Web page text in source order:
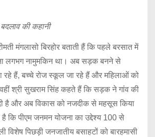
बदलाव की कहानी
मंगलासो बिरहोर बताती हैं कि पहले बरसात में
लगभग नामुमकिन था। अब सड़क बनने से
हैं, बच्चे रोज स्कूल जा रहे हैं और महिलाओं को
वहीं श्री सुखराम सिंह कहते हैं कि सड़क ने गांव की
है और अब विकास को नजदीक से महसूस किया
कि पीएम जनमन योजना का उद्देश्य 100 से
विशेष पिछड़ी जनजातीय बसाहटों को बारहमासी